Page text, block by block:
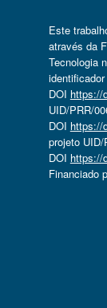
Este
através da
Tecnologia
identificador
DOI https://
UID/PRR/
DOI https://
projeto
DOI https://
Financiado